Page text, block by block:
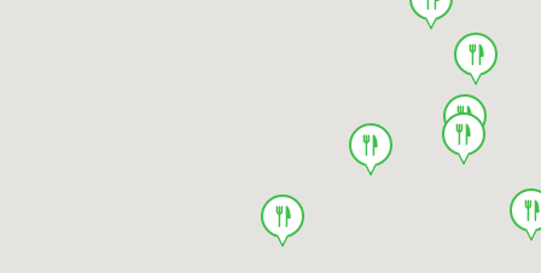
food
food
food
food
food